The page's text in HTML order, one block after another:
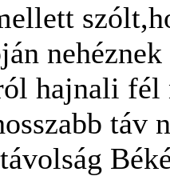
hajnali
táv